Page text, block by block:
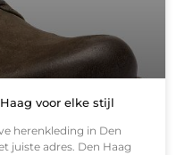
voor elke stijl
herenkleding in Den
juiste adres. Den Haag